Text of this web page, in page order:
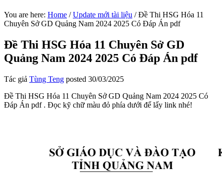
You are here: Home / Update mới tài liệu /Đề Thi HSG Hóa 11
Chuyên Sở GD Quảng Nam 2024 2025 Có Đáp Án pdf
Đề Thi HSG Hóa 11 Chuyên Sở GD
Quảng Nam 2024 2025 Có Đáp Án pdf
Tác giả Tùng Teng posted 30/03/2025
Đề Thi HSG Hóa 11 Chuyên Sở GD Quảng Nam 2024 2025 Có
Đáp Án pdf . Đọc kỹ chữ màu đỏ phía dưới để lấy link nhé!